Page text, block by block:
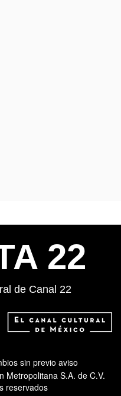
22
de Canal 22
sin previo aviso
Metropolitana S.A. de C.V.
reservados